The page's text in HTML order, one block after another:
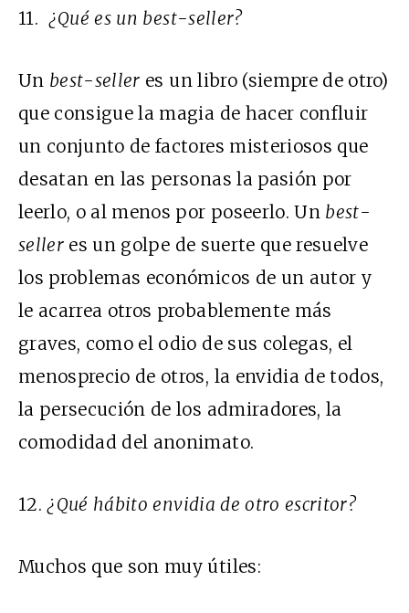
11. ¿Qué es un best-seller?
Un best-seller es un libro (siempre de otro)
que consigue la magia de hacer confluir
un conjunto de factores misteriosos que
desatan en las personas la pasión por
leerlo, o al menos por poseerlo. Un best-
seller es un golpe de suerte que resuelve
los problemas económicos de un autor y
le acarrea otros probablemente más
graves, como el odio de sus colegas, el
menosprecio de otros, la envidia de todos,
la persecución de los admiradores, la
comodidad del anonimato.
12.¿Qué hábito envidia de otro escritor?
Muchos que son muy útiles: